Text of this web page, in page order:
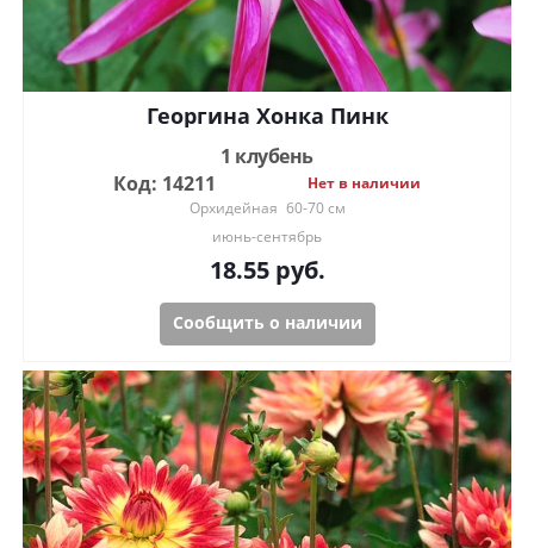
Георгина Хонка Пинк
1 клубень
Код: 14211
Нет в наличии
Орхидейная 60-70 см
июнь-сентябрь
18.55руб.
Сообщить о наличии